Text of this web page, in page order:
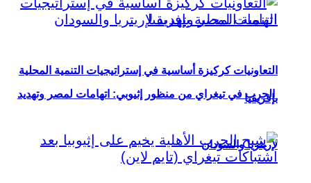
الحرب في تيغراي من منظور إثيوبي: اتهامات لمصر وتهديد
لإريتريا والسودان
التعاونيات كركيزة أساسية في إستراتيجيات التنمية المحلية
بإفريقيا